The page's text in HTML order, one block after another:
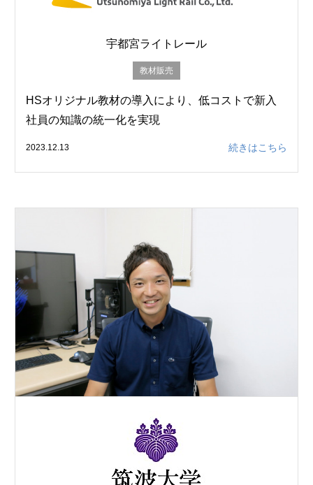
宇都宮ライトレール
教材販売
HSオリジナル教材の導入により、低コストで新入
社員の知識の統一化を実現
2023.12.13 続きはこちら